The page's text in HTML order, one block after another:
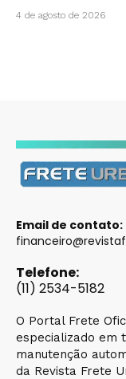
4 de agosto de 2026
Email de contato:
Telefone:
(11) 2534-5182
O Portal Frete
especializado em
manutenção
da Revista Frete